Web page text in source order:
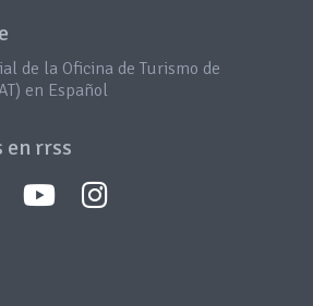
de la Oficina de Turismo de
en Español
en rrss